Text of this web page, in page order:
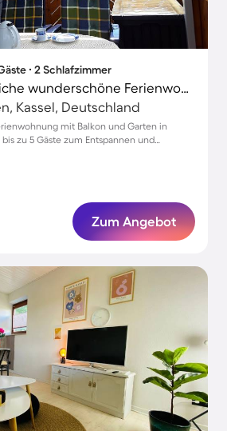
∙ 2 Schlafzimmer
Familienfreundliche wunderschöne Ferienwohnung mit Grill und Garten | Panoramablick
Kassel, Deutschland
mit Balkon und Garten in
zu 5 Gäste zum Entspannen und
Zum Angebot